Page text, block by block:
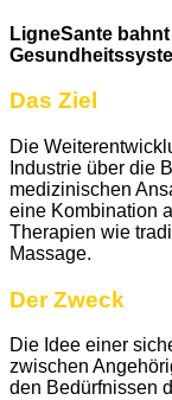
LigneSante
Das Ziel
Die
Industrie über die
medizinischen
eine Kombination
Therapien wie
Massage.
Der Zweck
Die Idee einer
zwischen
den Bedürfnissen